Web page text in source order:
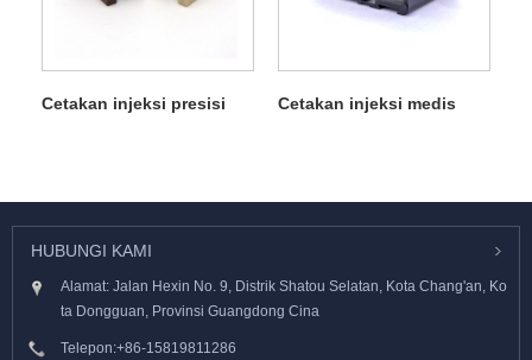
Cetakan injeksi presisi Cetakan injeksi medis
HUBUNGI KAMI
Alamat: Jalan Hexin No. 9, Distrik Shatou Selatan, Kota Chang'an, Ko
ta Dongguan, Provinsi Guangdong Cina
Telepon:+86-15819811286